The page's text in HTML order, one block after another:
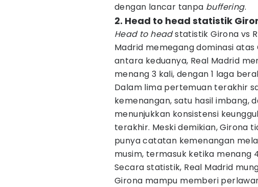
dengan lancar tanpa buffering.
2. Head to head statistik
Head to headstatistik Girona vs
Madrid memegang dominasi
antara keduanya, Real Madrid
menang 3 kali, dengan 1 laga
Dalam lima pertemuan terakhir
kemenangan, satu hasil imbang,
menunjukkan konsistensi
terakhir. Meski demikian, Girona
punya catatan kemenangan
musim, termasuk ketika menang
Secara statistik, Real Madrid
Girona mampu memberi